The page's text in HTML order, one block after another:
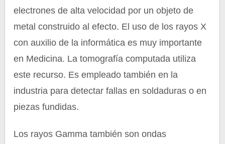
electrones de alta velocidad por un objeto de
metal construido al efecto. El uso de los rayos X
con auxilio de la informática es muy importante
en Medicina. La tomografía computada utiliza
este recurso. Es empleado también en la
industria para detectar fallas en soldaduras o en
piezas fundidas.
Los rayos Gamma también son ondas